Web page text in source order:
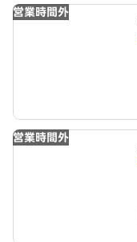
営業時間外
営業時間外